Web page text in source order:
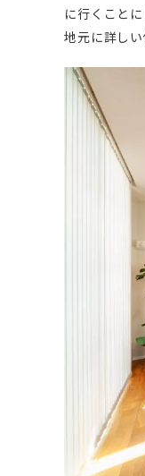
に行くこと
地元に詳し